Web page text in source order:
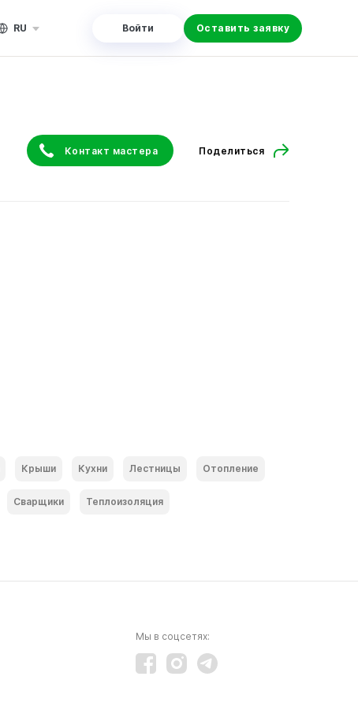
RU Войти Оставить заявку
Контакт мастера Поделиться
Крыши Кухни Лестницы Отопление
Сварщики Теплоизоляция
Мы в соцсетях: